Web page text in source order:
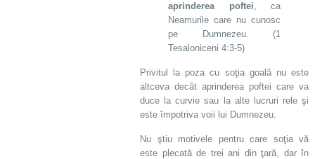
aprinderea poftei, ca
Neamurile care nu cunosc
pe Dumnezeu. (1
Tesaloniceni 4:3-5)
Privitul la poza cu soţia goală nu este
altceva decât aprinderea poftei care va
duce la curvie sau la alte lucruri rele şi
este împotriva voii lui Dumnezeu.
Nu ştiu motivele pentru care soţia vă
este plecată de trei ani din ţară, dar în